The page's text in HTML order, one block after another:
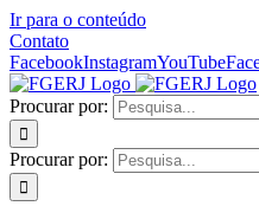
Ir para o conteúdo
Contato
FacebookInstagramYouTube
Procurar por:
Procurar por: